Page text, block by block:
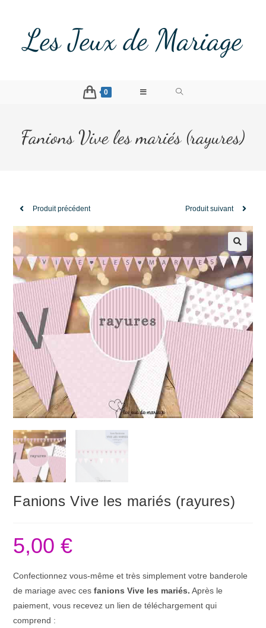
Les Jeux de Mariage
0
Fanions Vive les mariés (rayures)
Produit précédent Produit suivant
🔍
Fanions Vive les mariés (rayures)
5,00€
Confectionnez vous-même et très simplement votre banderole
de mariage avec cesfanions Vive les mariés. Après le
paiement, vous recevez un lien de téléchargement qui
comprend :